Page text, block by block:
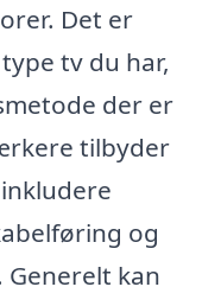
Det er
tv du har,
der er
tilbyder
og
kan